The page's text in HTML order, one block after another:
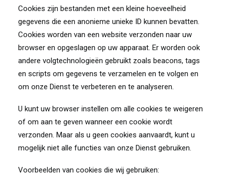
Cookies zijn bestanden met een kleine hoeveelheid
gegevens die een anonieme unieke ID kunnen bevatten.
Cookies worden van een website verzonden naar uw
browser en opgeslagen op uw apparaat. Er worden ook
andere volgtechnologieën gebruikt zoals beacons, tags
en scripts om gegevens te verzamelen en te volgen en
om onze Dienst te verbeteren en te analyseren.
U kunt uw browser instellen om alle cookies te weigeren
of om aan te geven wanneer een cookie wordt
verzonden. Maar als u geen cookies aanvaardt, kunt u
mogelijk niet alle functies van onze Dienst gebruiken.
Voorbeelden van cookies die wij gebruiken: